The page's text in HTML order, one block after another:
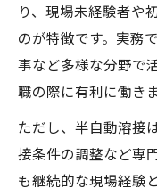
り、現場未経験者や
のが特徴です。実務
事など多様な分野で
職の際に有利に働きま
ただし、半自動溶接
接条件の調整など専
も継続的な現場経験